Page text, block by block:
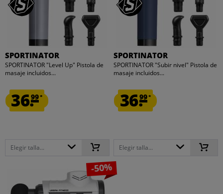
SPORTINATOR
SPORTINATOR "Level Up" Pistola de
masaje incluidos...
36.99*
Elegir talla...
SPORTINATOR
SPORTINATOR "Subir nivel" Pistola de
masaje incluidos...
36.99*
Elegir talla...
-50%